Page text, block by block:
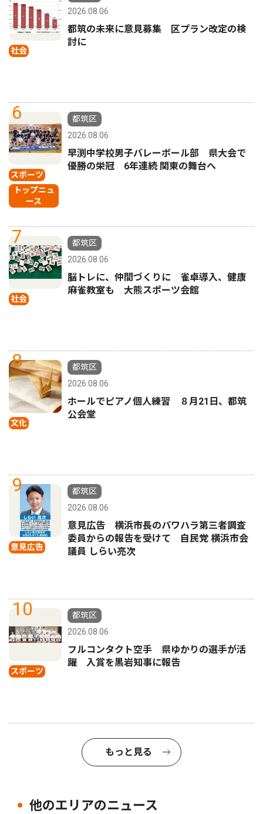
社会
2026.08.06
都筑の未来に意見募集 区プラン改定の検
討に
6
スポーツ
トップニュ
ース
都筑区
2026.08.06
早渕中学校男子バレーボール部 県大会で
優勝の栄冠 6年連続 関東の舞台へ
7
社会
都筑区
2026.08.06
脳トレに、仲間づくりに 雀卓導入、健康
麻雀教室も 大熊スポーツ会館
8
文化
都筑区
2026.08.06
ホールでピアノ個人練習 ８月21日、都筑
公会堂
9
意見広告
都筑区
2026.08.06
意見広告 横浜市長のパワハラ第三者調査
委員からの報告を受けて 自民党 横浜市会
議員 しらい亮次
10
スポーツ
都筑区
2026.08.06
フルコンタクト空手 県ゆかりの選手が活
躍 入賞を黒岩知事に報告
もっと見る
他のエリアのニュース